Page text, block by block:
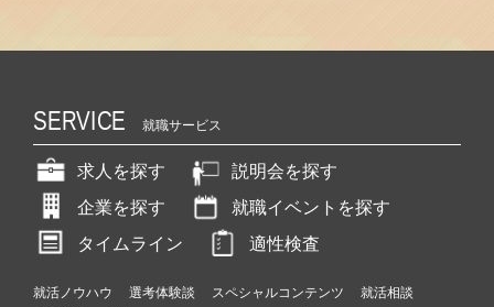
SERVICE 就職サービス
求人を探す
説明会を探す
企業を探す
就職イベントを探す
タイムライン
適性検査
就活ノウハウ 選考体験談 スペシャルコンテンツ
就活相談